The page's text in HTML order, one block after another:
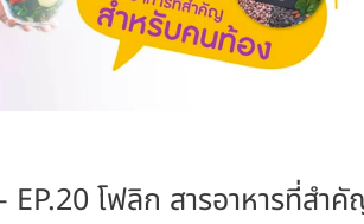
โฟลิก สารอาหารที่สำ